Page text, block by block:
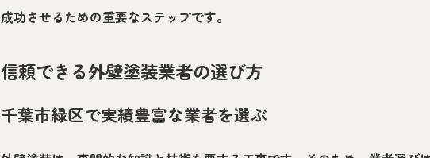
成功させるための重要なステップです。
信頼できる外壁塗装業者の選び方
千葉市緑区で実績豊富な業者を選ぶ